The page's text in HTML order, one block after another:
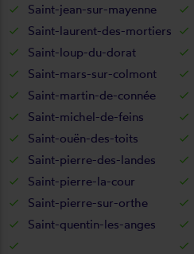
Saint-jean-sur-mayenne
Saint-laurent-des-mortiers
Saint-loup-du-dorat
Saint-mars-sur-colmont
Saint-martin-de-connée
Saint-michel-de-feins
Saint-ouën-des-toits
Saint-pierre-des-landes
Saint-pierre-la-cour
Saint-pierre-sur-orthe
Saint-quentin-les-anges